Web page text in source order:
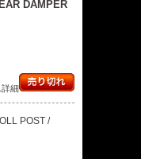
DAMPER
詳細